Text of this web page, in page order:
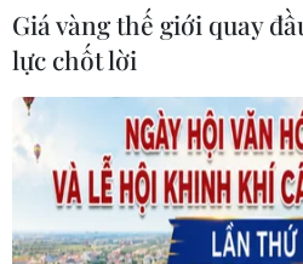
Giá vàng thế giới quay
lực chốt lời